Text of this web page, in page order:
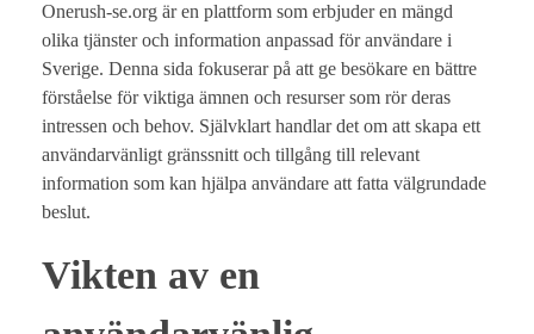
Onerush-se.org är en plattform som erbjuder en mängd
olika tjänster och information anpassad för användare i
Sverige. Denna sida fokuserar på att ge besökare en bättre
förståelse för viktiga ämnen och resurser som rör deras
intressen och behov. Självklart handlar det om att skapa ett
användarvänligt gränssnitt och tillgång till relevant
information som kan hjälpa användare att fatta välgrundade
beslut.
Vikten av en